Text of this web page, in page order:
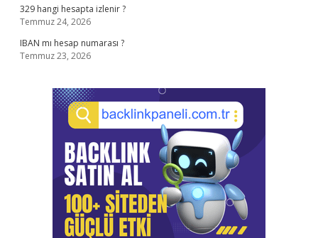
329 hangi hesapta izlenir ?
Temmuz 24, 2026
IBAN mı hesap numarası ?
Temmuz 23, 2026